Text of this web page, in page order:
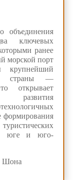
объединения
ключевых
ранее
морской порт
страны —
открывает
развития
формирования
юге и юго-
Шона